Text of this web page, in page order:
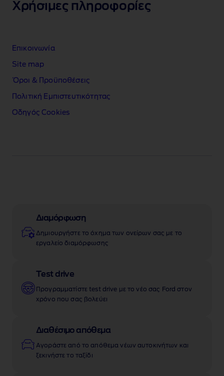
Χρήσιμες πληροφορίες
Επικοινωνία
Site map
Όροι & Προϋποθέσεις
Πολιτική Εμπιστευτικότητας
Οδηγός Cookies
Διαμόρφωση
Δημιουργήστε το όχημα των ονείρων σας με το
εργαλείο διαμόρφωσης
Test drive
Προγραμματίστε test drive με το νέο σας Ford στον
χρόνο που σας βολεύει
Διαθέσιμο απόθεμα
Αγοράστε από το απόθεμα νέων αυτοκινήτων και
ξεκινήστε το ταξίδι